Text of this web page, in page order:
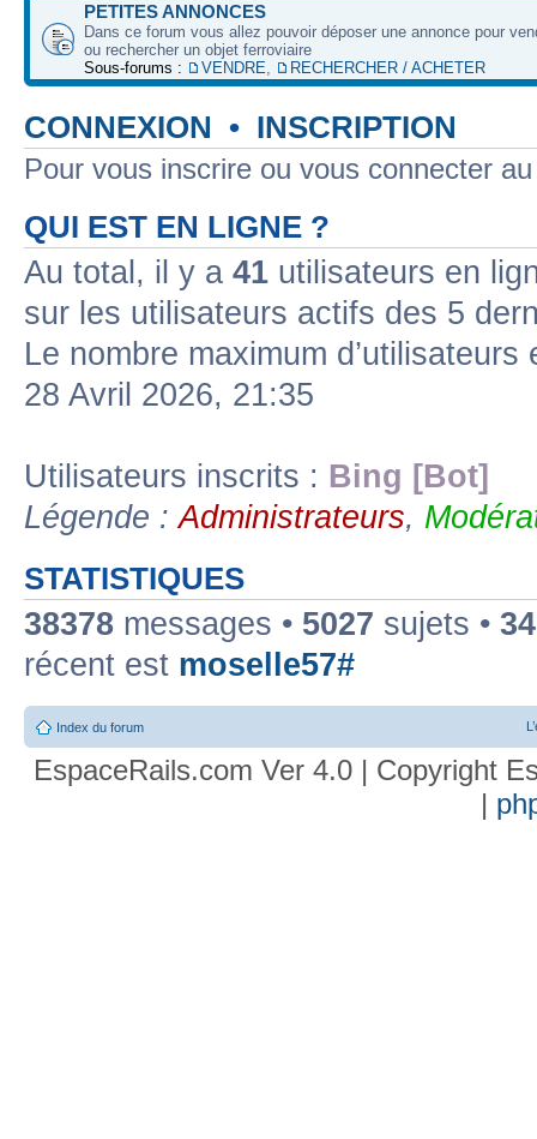
PETITES ANNONCES
Dans ce forum vous allez pouvoir déposer une annonce pour
ou rechercher un objet ferroviaire
Sous-forums :
VENDRE, RECHERCHER / ACHETER
CONNEXION • INSCRIPTION
Pour vous inscrire ou vous connecter
QUI EST EN LIGNE ?
Au total, il y a 41 utilisateurs en
sur les utilisateurs actifs des 5
Le nombre maximum
28 Avril 2026, 21:35
Utilisateurs inscrits : Bing [Bot]
Légende :Administrateurs,
STATISTIQUES
38378 messages • 5027 sujets •
récent est moselle57#
Index du forum
EspaceRails.com Ver 4.0 | Copyright
|